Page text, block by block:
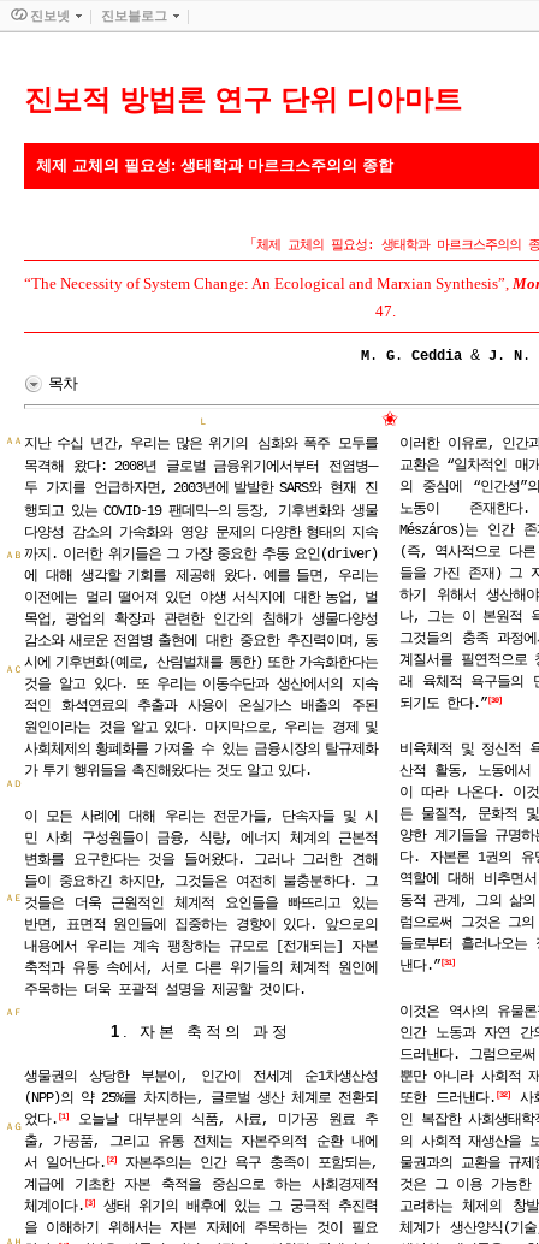
진보적 방법론 연구 단위 디아마트
체제 교체의 필요성: 생태학과 마르크스주의의 종합
「 체제 교체의 필요성: 생태학과 마르크스주의의
“The Necessity of System Change: An Ecological and Marxian Synthesis”, ​
47.
M. G. Ceddia & J . N.
목차
Ｌ ✬
ＡＡ
ＡＢ
ＡＣ
ＡＤ
ＡＥ
ＡＦ
ＡＧ
ＡＨ
지난 수십 년간, 우리는 많은 위기의 심화와 폭주 모두를
목격해 왔다: 2008년 글로벌 금융위기에서부터 전염병─
두 가지를 언급하자면, 2003년에 발발한 SARS와 현재 진
행되고 있는 COVID-19 팬데믹─의 등장, 기후변화와 생물
다양성 감소의 가속화와 영양 문제의 다양한 형태의 지속
까지. 이러한 위기들은 그 가장 중요한 추동 요인(driver)
에 대해 생각할 기회를 제공해 왔다. 예를 들면, 우리는
이전에는 멀리
떨어져 있던 야생 서식지에 대한 농업, 벌
목업,
광업의 확장과 관련한 인간의 침해가 생물다양성
감소와 새로운 전염병 출현에 대한 중요한 추진력이며, 동
시에 기후변화(예로, 산림벌채를 통한) 또한 가속화한다는
것을 알고 있다. 또 우리는 이동수단과 생산에서의 지속
적인 화석연료의 추출과 사용이 온실가스 배출의 주된
원인이라는 것을 알고 있다. 마지막으로, 우리는 경제
및
사회체제의 황폐화를 가져올 수 있는 금융시장의 탈규제화
가 투기 행위들을 촉진해왔다는 것도 알고 있다.
이 모든 사례에 대해 우리는 전문가들, 단속자들 및 시
민 사회 구성원들이 금융, 식량, 에너지 체계의 근본적
변화를 요구한다는 것을 들어왔다. 그러나 그러한 견해
들이 중요하긴 하지만, 그것들은 여전히 불충분하다. 그
것들은 더욱 근원적인 체계적 요인들을 빠뜨리고 있는
반면, 표면적 원인들에 집중하는 경향이 있다. 앞으로의
내용에서 우리는 계속 팽창하는 규모로 [전개되는] 자본
축적과 유통 속에서, 서로 다른 위기들의 체계적 원인에
주목하는 더욱 포괄적 설명을 제공할 것이다.
1 자본 축적의 과정
생물권의 상당한 부분이, 인간이 전세계 순1차생산성
(NPP)의 약 25%를 차지하는, 글로벌 생산 체계로 전환되
었다. 1
오늘날 대부분의 식품, 사료, 미가공 원료 추
출, 가공품, 그리고 유통 전체는 자본주의적 순환 내에
서 일어난다. 2
자본주의는 인간 욕구 충족이 포함되는,
계급에 기초한 자본 축적을 중심으로 하는 사회경제적
체계이다. 3
생태 위기의 배후에 있는 그 궁극적 추진력
을 이해하기 위해서는 자본 자체에 주목하는 것이 필요
이러한 이유로, 인간
교환은 “일차적인 매
의 중심에 “인간성”
노동이 존재한다
Mészáros)는 인간
(즉, 역사적으로 다
들을 가진 존재) 그
하기 위해서 생산해
나, 그는 이 본원적
그것들의 충족 과정
계질서를 필연적으
래 육체적 욕구들의
되기도 한다.” 30
비육체적 및 정신적
산적 활동, 노동에서
이 따라 나온다. 이
든 물질적, 문화적
양한 계기들을 규명
다. 자본론 1권의 유
역할에 대해 비추면
동적 관계, 그의 삶
럼으로써 그것은 그
들로부터 흘러나오는
낸다.” 31
이것은 역사의 유물
인간 노동과 자연 간
드러낸다. 그럼으로
뿐만 아니라 사회적
또한 드러낸다. 32 사
인 복잡한 사회생태
의 사회적 재생산을
물권과의 교환을 규
것은 그 이용 가능한
고려하는 체제의 창
체계가 생산양식(기
진보넷 진보블로그